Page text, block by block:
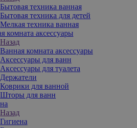
Бытовая техника ванная
Бытовая техника для детей
Мелкая техника ванная
комната аксессуары
Назад
Ванная комната аксессуары
Аксессуары для ванн
Аксессуары для туалета
Держатели
Коврики для ванной
Шторы для ванн
Назад
Гигиена